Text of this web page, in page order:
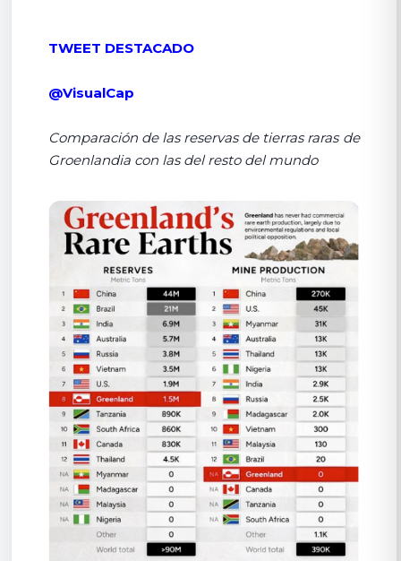
TWEET DESTACADO
@VisualCap
Comparación de las reservas de tierras raras de
Groenlandia con las del resto del mundo